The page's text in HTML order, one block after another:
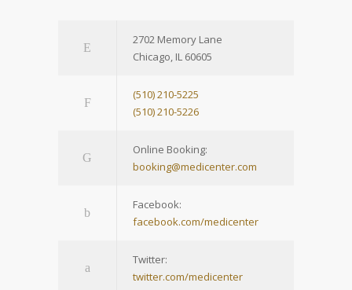
2702 Memory Lane
Chicago, IL 60605
(510) 210-5225
(510) 210-5226
Online Booking:
booking@medicenter.com
Facebook:
facebook.com/medicenter
Twitter:
twitter.com/medicenter